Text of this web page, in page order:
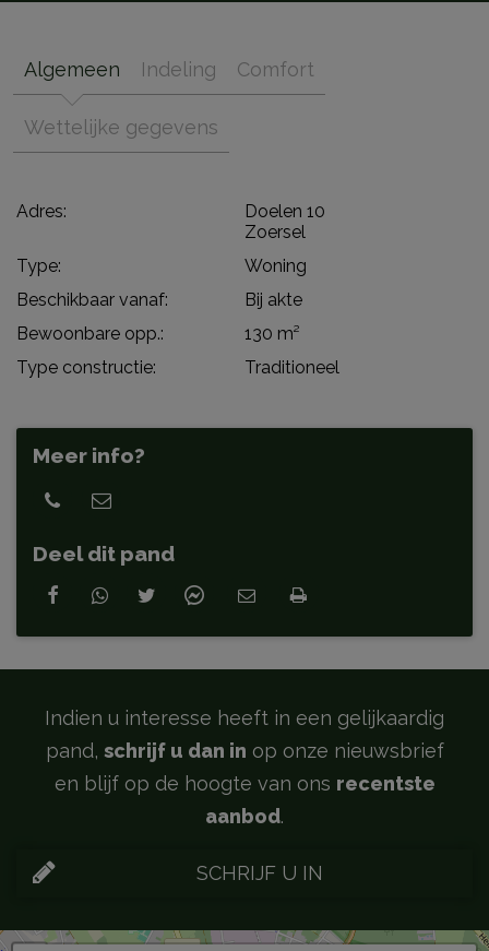
Algemeen Indeling Comfort
Wettelijke gegevens
Adres:
Doelen 10
Zoersel
Type:
Woning
Beschikbaar vanaf:
Bij akte
Bewoonbare opp.:
130 m²
Type constructie:
Traditioneel
Meer info?
Deel dit pand
Indien u interesse heeft in een gelijkaardig
pand, schrijf u dan in op onze nieuwsbrief
en blijf op de hoogte van ons recentste
aanbod.
SCHRIJF U IN